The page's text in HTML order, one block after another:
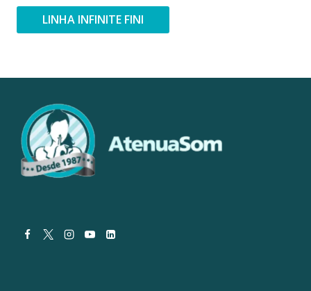
LINHA INFINITE FINI